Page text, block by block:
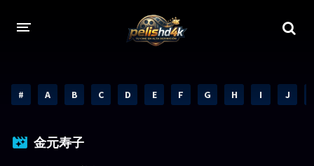
1080p 1080p Full HD
2160p 4K HDR
2160p REMUX 4K
# A B C D E F G H I J
金元寿子